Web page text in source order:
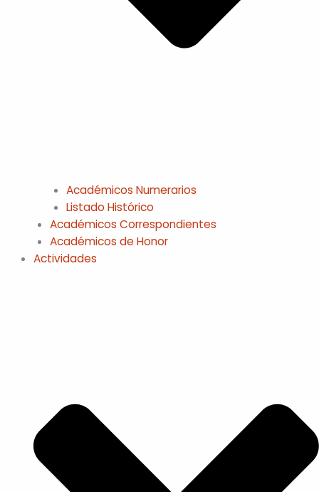
Académicos Numerarios
Listado Histórico
Académicos Correspondientes
Académicos de Honor
Actividades